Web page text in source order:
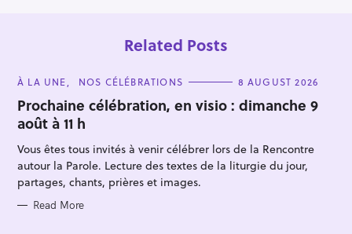
Related Posts
C
T
E
G
O
R
I
E
S
À LA UNE NOS CÉLÉBRATIONS 8 AUGUST 2026
Prochaine célébration, en visio : dimanche 9
août à 11 h
Vous êtes tous invités à venir célébrer lors de la Rencontre
autour la Parole. Lecture des textes de la liturgie du jour,
partages, chants, prières et images.
Read More